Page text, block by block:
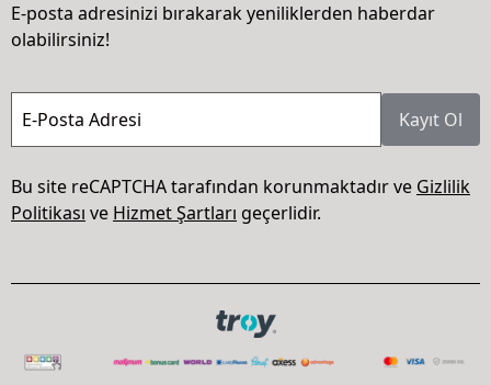
E-posta adresinizi bırakarak yeniliklerden haberdar
olabilirsiniz!
E-Posta Adresi Kayıt Ol
Bu site reCAPTCHA tarafından korunmaktadır ve Gizlilik
Politikası ve Hizmet Şartları geçerlidir.